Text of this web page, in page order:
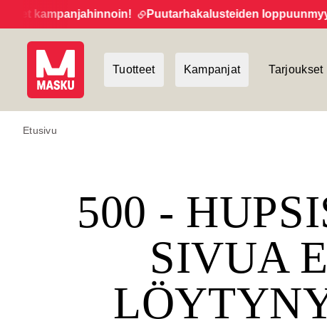
kampanjahinnoin! Puutarhakalusteiden loppuunmyynti
Tuotteet Kampanjat Tarjoukset
Etusivu
500 -
SIVUA